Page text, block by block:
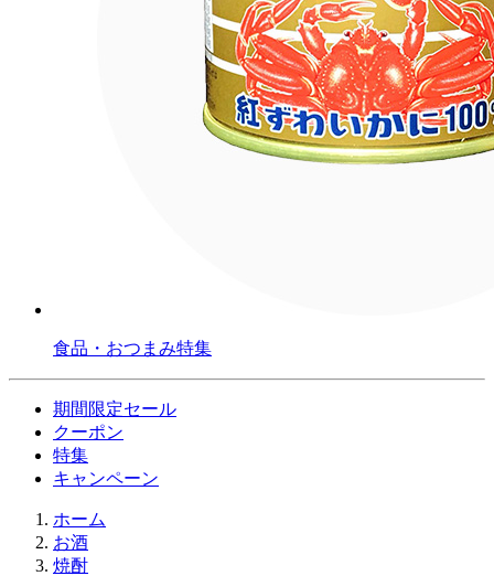
食品・おつまみ特集
期間限定セール
クーポン
特集
キャンペーン
ホーム
お酒
焼酎